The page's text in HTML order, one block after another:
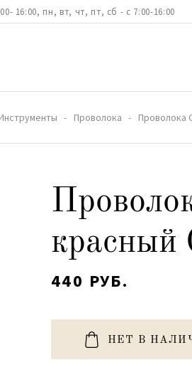
16:00, пн, вт, чт, пт, сб - с 7:00-16:00
Проволока Проволока
красный
440 РУБ.
НЕТ В